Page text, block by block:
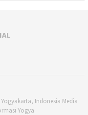
Indonesia Media
Yogya